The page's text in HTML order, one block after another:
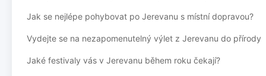
Jak se nejlépe pohybovat po Jerevanu s místní dopravou?
Vydejte se na nezapomenutelný výlet z Jerevanu do přírody
Jaké festivaly vás v Jerevanu během roku čekají?